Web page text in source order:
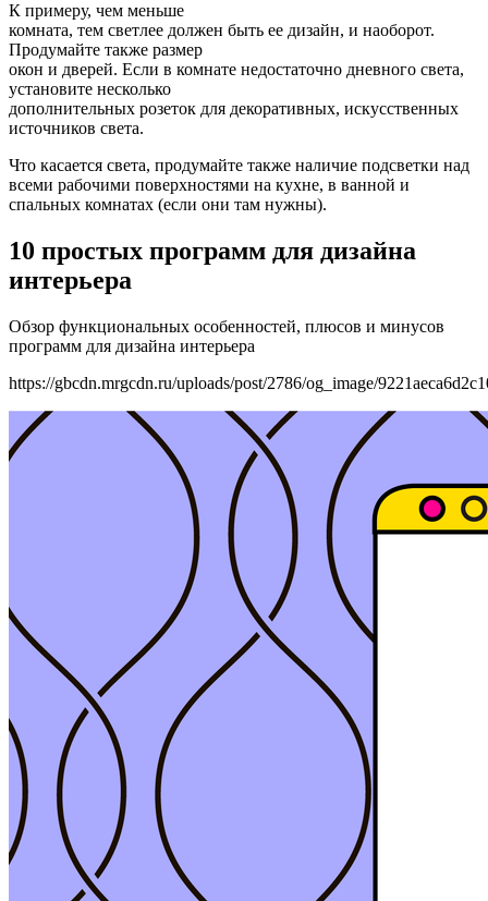
К примеру, чем меньше
комната, тем светлее должен быть ее дизайн, и наоборот.
Продумайте также размер
окон и дверей. Если в комнате недостаточно дневного света,
установите несколько
дополнительных розеток для декоративных, искусственных
источников света.
Что касается света, продумайте также наличие подсветки над
всеми рабочими поверхностями на кухне, в ванной и
спальных комнатах (если они там нужны).
10 простых программ для дизайна
интерьера
Обзор функциональных особенностей, плюсов и минусов
программ для дизайна интерьера
https://gbcdn.mrgcdn.ru/uploads/post/2786/og_image/